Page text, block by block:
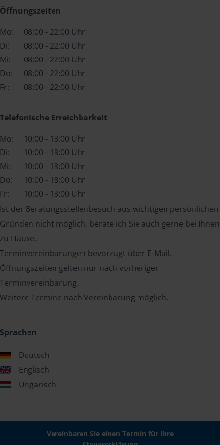
Öffnungszeiten
Mo:
08:00 - 22:00 Uhr
Di:
08:00 - 22:00 Uhr
Mi:
08:00 - 22:00 Uhr
Do:
08:00 - 22:00 Uhr
Fr:
08:00 - 22:00 Uhr
Telefonische Erreichbarkeit
Mo:
10:00 - 18:00 Uhr
Di:
10:00 - 18:00 Uhr
Mi:
10:00 - 18:00 Uhr
Do:
10:00 - 18:00 Uhr
Fr:
10:00 - 18:00 Uhr
Ist der Beratungsstellenbesuch aus wichtigen persönlichen
Gründen nicht möglich, berate ich Sie auch gerne bei Ihnen
zu Hause.
Terminvereinbarungen bevorzugt über E-Mail.
Öffnungszeiten gelten nur nach vorheriger
Terminvereinbarung.
Weitere Termine nach Vereinbarung möglich.
Sprachen
Deutsch
Englisch
Ungarisch
Vereinbaren Sie einen Termin für Ihre